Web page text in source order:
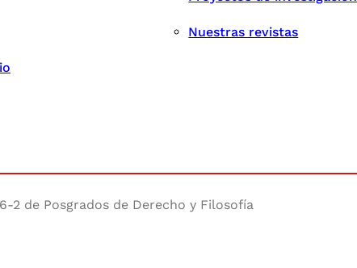
Nuestras revistas
2 de Posgrados de Derecho y Filosofía